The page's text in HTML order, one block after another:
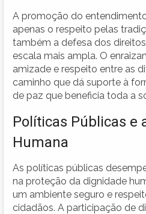
A promoção do
apenas o respeito pelas
também a defesa dos
escala mais ampla. O
amizade e respeito entre as
caminho que dá suporte à
de paz que beneficia toda a
Políticas Públicas e
Humana
As políticas públicas
na proteção da dignidade
um ambiente seguro e
cidadãos. A participação de